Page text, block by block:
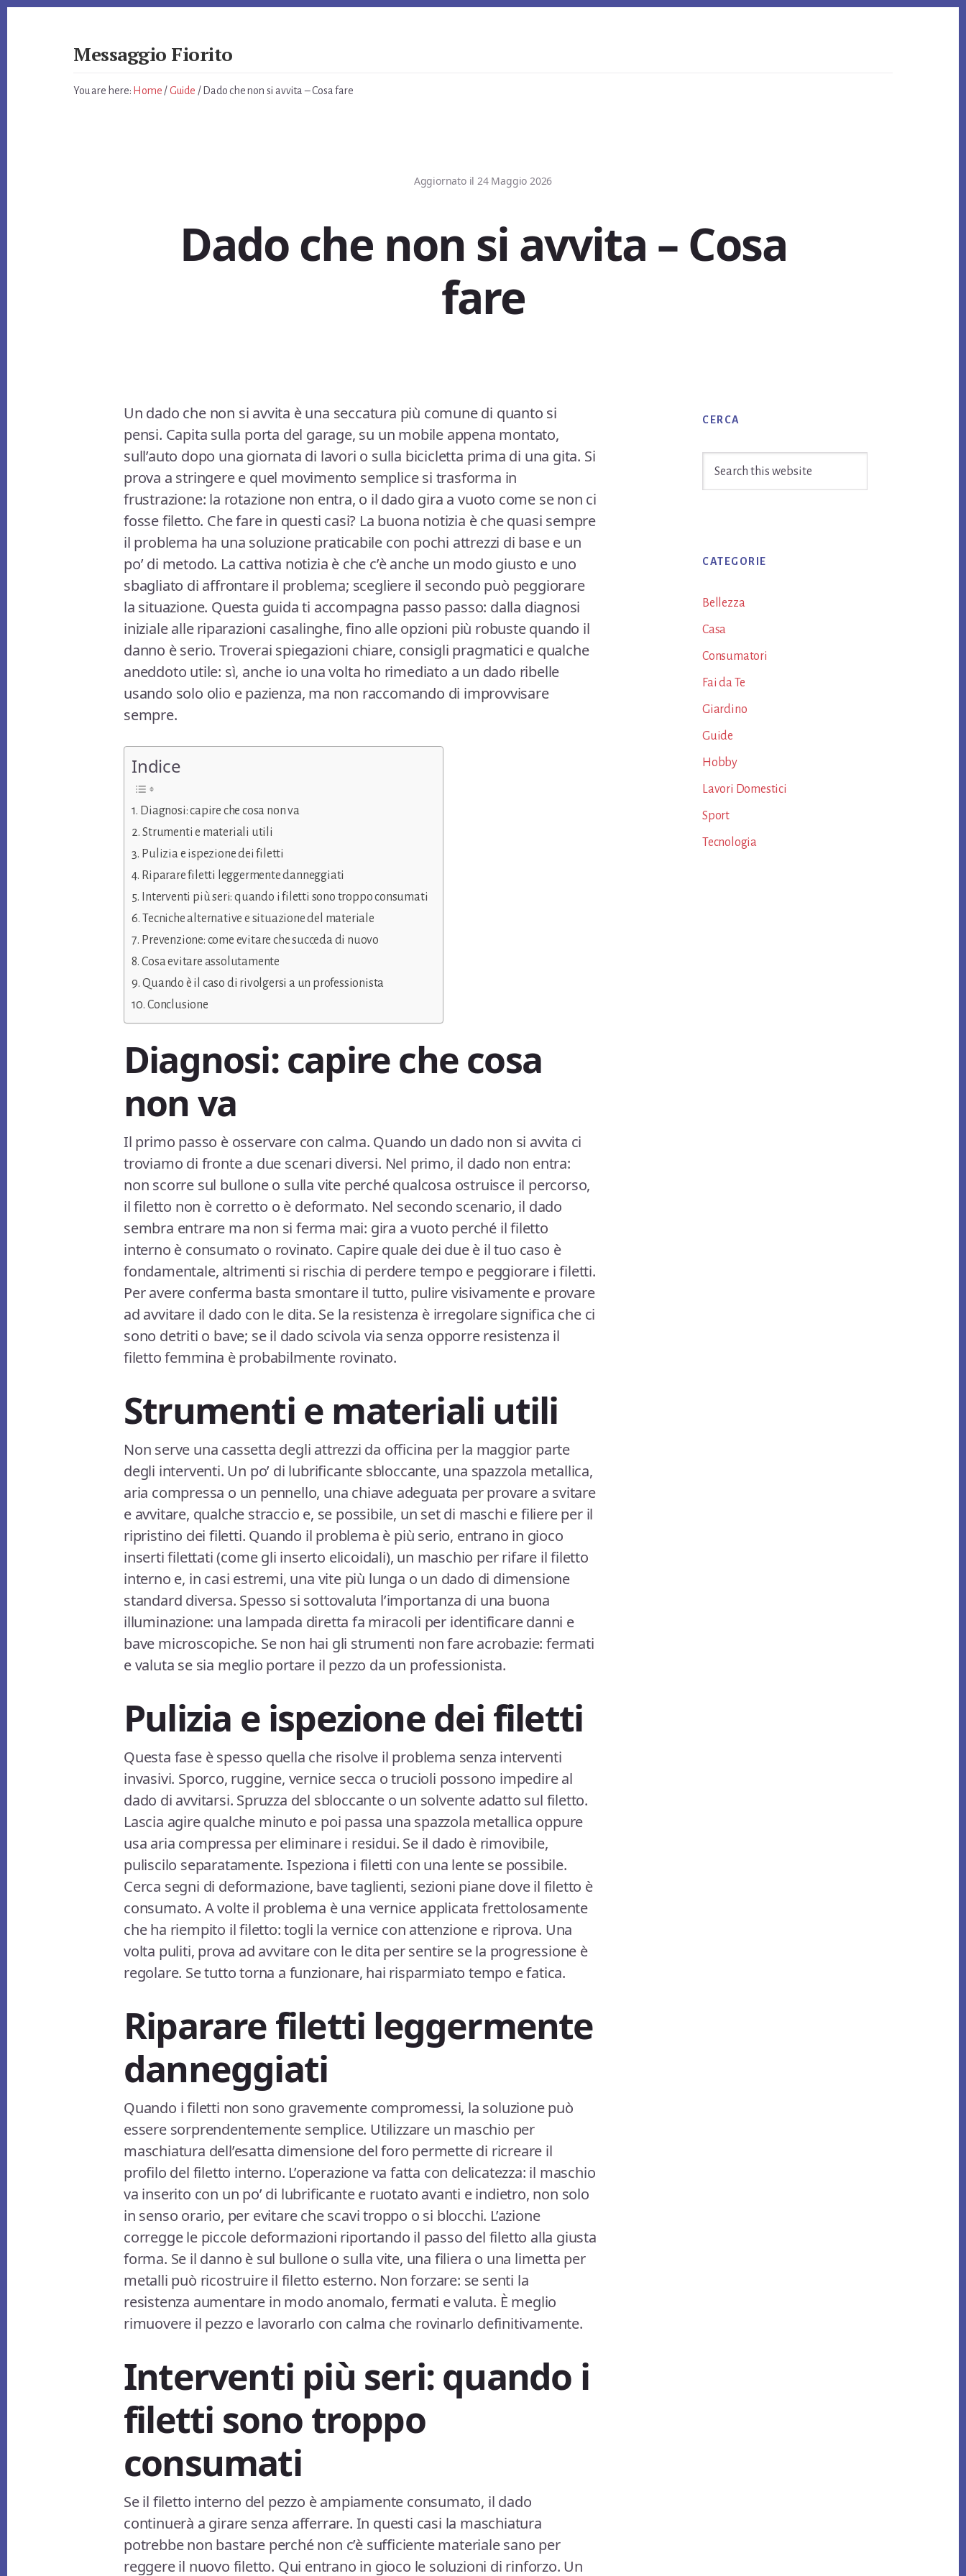
Messaggio Fiorito
e
You are here: Home /Guide /Dado che non si avvita​ – Cosa fare
Aggiornato il 24 Maggio 2026
Dado che non si avvita​ – Cosa
fare
Un dado che non si avvita è una seccatura più comune di quanto si
pensi. Capita sulla porta del garage, su un mobile appena montato,
sull’auto dopo una giornata di lavori o sulla bicicletta prima di una gita. Si
prova a stringere e quel movimento semplice si trasforma in
frustrazione: la rotazione non entra, o il dado gira a vuoto come se non ci
fosse filetto. Che fare in questi casi? La buona notizia è che quasi sempre
il problema ha una soluzione praticabile con pochi attrezzi di base e un
po’ di metodo. La cattiva notizia è che c’è anche un modo giusto e uno
sbagliato di affrontare il problema; scegliere il secondo può peggiorare
la situazione. Questa guida ti accompagna passo passo: dalla diagnosi
iniziale alle riparazioni casalinghe, fino alle opzioni più robuste quando il
danno è serio. Troverai spiegazioni chiare, consigli pragmatici e qualche
aneddoto utile: sì, anche io una volta ho rimediato a un dado ribelle
usando solo olio e pazienza, ma non raccomando di improvvisare
sempre.
Indice
Diagnosi: capire che cosa non va
Strumenti e materiali utili
Pulizia e ispezione dei filetti
Riparare filetti leggermente danneggiati
Interventi più seri: quando i filetti sono troppo consumati
Tecniche alternative e situazione del materiale
Prevenzione: come evitare che succeda di nuovo
Cosa evitare assolutamente
Quando è il caso di rivolgersi a un professionista
Conclusione
Diagnosi: capire che cosa
non va
Il primo passo è osservare con calma. Quando un dado non si avvita ci
troviamo di fronte a due scenari diversi. Nel primo, il dado non entra:
non scorre sul bullone o sulla vite perché qualcosa ostruisce il percorso,
il filetto non è corretto o è deformato. Nel secondo scenario, il dado
sembra entrare ma non si ferma mai: gira a vuoto perché il filetto
interno è consumato o rovinato. Capire quale dei due è il tuo caso è
fondamentale, altrimenti si rischia di perdere tempo e peggiorare i filetti.
Per avere conferma basta smontare il tutto, pulire visivamente e provare
ad avvitare il dado con le dita. Se la resistenza è irregolare significa che ci
sono detriti o bave; se il dado scivola via senza opporre resistenza il
filetto femmina è probabilmente rovinato.
Strumenti e materiali utili
Non serve una cassetta degli attrezzi da officina per la maggior parte
degli interventi. Un po’ di lubrificante sbloccante, una spazzola metallica,
aria compressa o un pennello, una chiave adeguata per provare a svitare
e avvitare, qualche straccio e, se possibile, un set di maschi e filiere per il
ripristino dei filetti. Quando il problema è più serio, entrano in gioco
inserti filettati (come gli inserto elicoidali), un maschio per rifare il filetto
interno e, in casi estremi, una vite più lunga o un dado di dimensione
standard diversa. Spesso si sottovaluta l’importanza di una buona
illuminazione: una lampada diretta fa miracoli per identificare danni e
bave microscopiche. Se non hai gli strumenti non fare acrobazie: fermati
e valuta se sia meglio portare il pezzo da un professionista.
Pulizia e ispezione dei filetti
Questa fase è spesso quella che risolve il problema senza interventi
invasivi. Sporco, ruggine, vernice secca o trucioli possono impedire al
dado di avvitarsi. Spruzza del sbloccante o un solvente adatto sul filetto.
Lascia agire qualche minuto e poi passa una spazzola metallica oppure
usa aria compressa per eliminare i residui. Se il dado è rimovibile,
puliscilo separatamente. Ispeziona i filetti con una lente se possibile.
Cerca segni di deformazione, bave taglienti, sezioni piane dove il filetto è
consumato. A volte il problema è una vernice applicata frettolosamente
che ha riempito il filetto: togli la vernice con attenzione e riprova. Una
volta puliti, prova ad avvitare con le dita per sentire se la progressione è
regolare. Se tutto torna a funzionare, hai risparmiato tempo e fatica.
Riparare filetti leggermente
danneggiati
Quando i filetti non sono gravemente compromessi, la soluzione può
essere sorprendentemente semplice. Utilizzare un maschio per
maschiatura dell’esatta dimensione del foro permette di ricreare il
profilo del filetto interno. L’operazione va fatta con delicatezza: il maschio
va inserito con un po’ di lubrificante e ruotato avanti e indietro, non solo
in senso orario, per evitare che scavi troppo o si blocchi. L’azione
corregge le piccole deformazioni riportando il passo del filetto alla giusta
forma. Se il danno è sul bullone o sulla vite, una filiera o una limetta per
metalli può ricostruire il filetto esterno. Non forzare: se senti la
resistenza aumentare in modo anomalo, fermati e valuta. È meglio
rimuovere il pezzo e lavorarlo con calma che rovinarlo definitivamente.
Interventi più seri: quando i
filetti sono troppo
consumati
Se il filetto interno del pezzo è ampiamente consumato, il dado
continuerà a girare senza afferrare. In questi casi la maschiatura
potrebbe non bastare perché non c’è sufficiente materiale sano per
reggere il nuovo filetto. Qui entrano in gioco le soluzioni di rinforzo. Un
Primary
Sidebar
CERCA
CATEGORIE
Bellezza
Casa
Consumatori
Fai da Te
Giardino
Guide
Hobby
Lavori Domestici
Sport
Tecnologia